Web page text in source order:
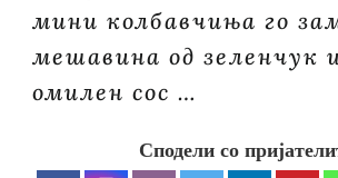
мини колбавчиња го
мешавина од зеленчук
омилен сос …
Сподели со